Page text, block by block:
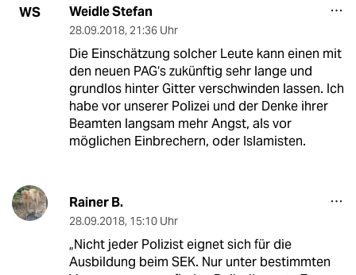
WS Weidle Stefan
28.09.2018, 21:36 Uhr
Die Einschätzung solcher Leute kann einen mit
den neuen PAG‘s zukünftig sehr lange und
grundlos hinter Gitter verschwinden lassen. Ich
habe vor unserer Polizei und der Denke ihrer
Beamten langsam mehr Angst, als vor
möglichen Einbrechern, oder Islamisten.
Rainer B.
28.09.2018, 15:10 Uhr
„Nicht jeder Polizist eignet sich für die
Ausbildung beim SEK. Nur unter bestimmten